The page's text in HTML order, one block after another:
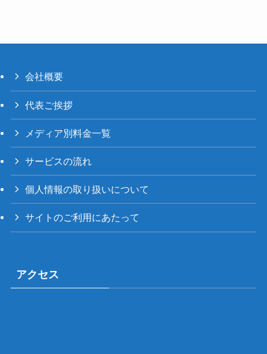
会社概要
代表ご挨拶
メディア別料金一覧
サービスの流れ
個人情報の取り扱いについて
サイトのご利用にあたって
アクセス